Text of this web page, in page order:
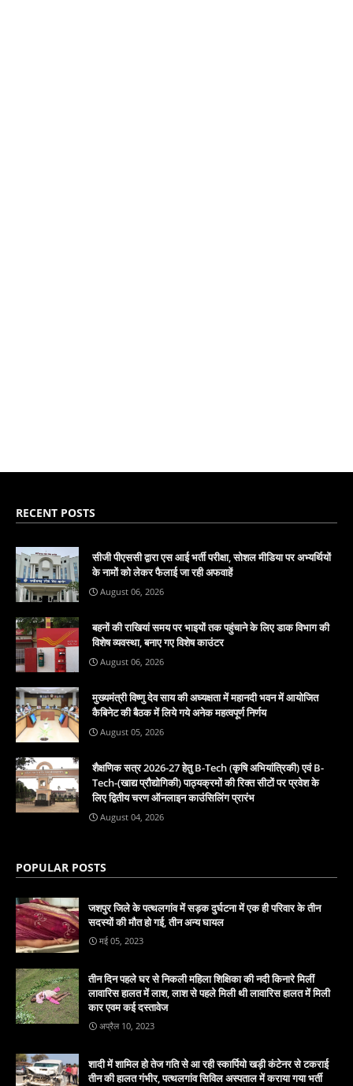
RECENT POSTS
सीजी पीएससी द्वारा एस आई भर्ती परीक्षा, सोशल मीडिया पर अभ्यर्थियों
के नामों को लेकर फैलाई जा रही अफवाहें
August 06, 2026
बहनों की राखियां समय पर भाइयों तक पहुंचाने के लिए डाक विभाग की
विशेष व्यवस्था, बनाए गए विशेष काउंटर
August 06, 2026
मुख्यमंत्री विष्णु देव साय की अध्यक्षता में महानदी भवन में आयोजित
कैबिनेट की बैठक में लिये गये अनेक महत्वपूर्ण निर्णय
August 05, 2026
शैक्षणिक सत्र 2026-27 हेतु B-Tech (कृषि अभियांत्रिकी) एवं B-
Tech-(खाद्य प्रौद्योगिकी) पाठ्यक्रमों की रिक्त सीटों पर प्रवेश के
लिए द्वितीय चरण ऑनलाइन काउंसिलिंग प्रारंभ
August 04, 2026
POPULAR POSTS
जशपुर जिले के पत्थलगांव में सड़क दुर्घटना में एक ही परिवार के तीन
सदस्यों की मौत हो गई, तीन अन्य घायल
मई 05, 2023
तीन दिन पहले घर से निकली महिला शिक्षिका की नदी किनारे मिलीं
लावारिस हालत में लाश, लाश से पहले मिली थी लावारिस हालत में मिली
कार एवम कई दस्तावेज
अप्रैल 10, 2023
शादी में शामिल हो तेज गति से आ रही स्कार्पियो खड़ी कंटेनर से टकराई
तीन की हालत गंभीर, पत्थलगांव सिविल अस्पताल में कराया गया भर्ती